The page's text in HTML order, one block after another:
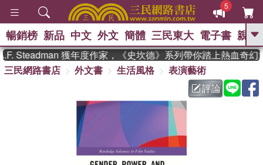
5
GO
熱搜： 東野圭吾 、 高希均教授回憶錄
父親節 、 如果歷
暑期推薦 、 國際布克
獎 臺灣漫遊錄 、 方念華
數學女孩：黎曼猜想
偉大的迷走神經
暢銷榜 新品 中文 外文 簡體 三民東大 電子書 親子
Steadman 獲年度作家，《史坎德》系列帶你踏上熱血奇幻
三民網路書店
外文書 生活風格
表演藝術
評論